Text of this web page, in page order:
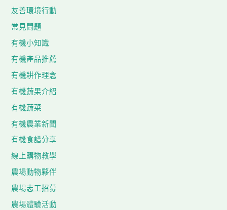
友善環境行動
常見問題
有機小知識
有機產品推薦
有機耕作理念
有機蔬果介紹
有機蔬菜
有機農業新聞
有機食譜分享
線上購物教學
農場動物夥伴
農場志工招募
農場體驗活動